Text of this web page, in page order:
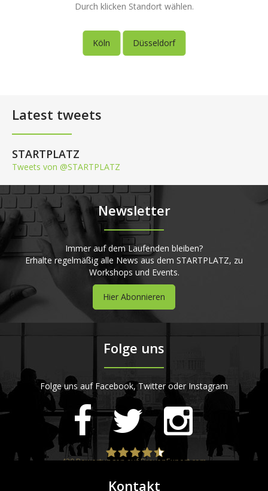
Durch klicken Standort wählen.
Köln Düsseldorf
Latest tweets
STARTPLATZ
Tweets von @STARTPLATZ
Newsletter
Immer auf dem Laufenden bleiben?
Erhalte regelmäßig alle News aus dem STARTPLATZ, zu
Workshops und Events.
Hier Abonnieren
Folge uns
Folge uns auf Facebook, Twitter oder Instagram
420Bewertungen auf ProvenExpert.com
Kontakt